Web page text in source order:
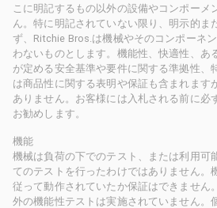
こに明記するもの以外の設備やコンポーメ
ん。特に明記されていない限り、明示的ま
ず、Ritchie Bros.は機械やそのコンポーネ
わないものとします。機能性、快適性、あ
が定める安全基準や要件に関する準拠性、
は商品性に関する表明や保証も含まれます
ありません。お客様には入札される前に必
お勧めします。
機能
機械は負荷の下でのテスト、または利用可
てのテストを行ったわけではありません。
従って動作されていたか保証はできません
外の機能性テストは実施されていません。